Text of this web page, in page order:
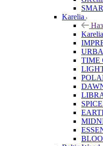
Karelia
Karelia
TIME